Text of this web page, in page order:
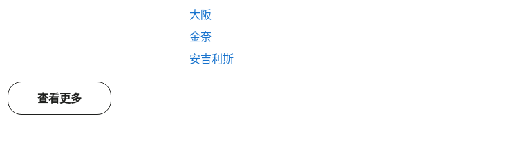
大阪
金奈
安吉利斯
查看更多